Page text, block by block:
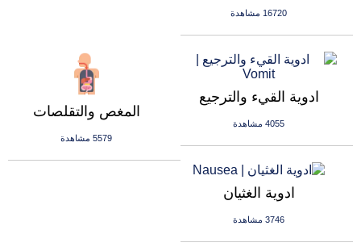
16720 مشاهدة
المغص والتقلصات
5579 مشاهدة
ادوية القيء والترجيع
4055 مشاهدة
ادوية الغثيان
3746 مشاهدة